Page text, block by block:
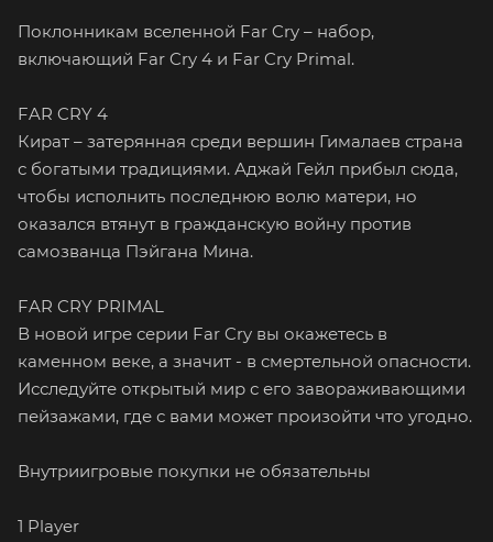
Поклонникам вселенной Far Cry – набор,
включающий Far Cry 4 и Far Cry Primal.
FAR CRY 4
Кират – затерянная среди вершин Гималаев страна
с богатыми традициями. Аджай Гейл прибыл сюда,
чтобы исполнить последнюю волю матери, но
оказался втянут в гражданскую войну против
самозванца Пэйгана Мина.
FAR CRY PRIMAL
В новой игре серии Far Cry вы окажетесь в
каменном веке, а значит - в смертельной опасности.
Исследуйте открытый мир с его завораживающими
пейзажами, где с вами может произойти что угодно.
Внутриигровые покупки не обязательны
1 Player